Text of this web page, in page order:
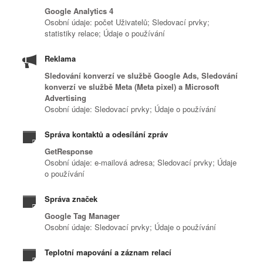
Google Analytics 4
Osobní údaje: počet Uživatelů; Sledovací prvky;
statistiky relace; Údaje o používání
Reklama
Sledování konverzí ve službě Google Ads, Sledování
konverzí ve službě Meta (Meta pixel) a Microsoft
Advertising
Osobní údaje: Sledovací prvky; Údaje o používání
Správa kontaktů a odesílání zpráv
GetResponse
Osobní údaje: e-mailová adresa; Sledovací prvky; Údaje
o používání
Správa značek
Google Tag Manager
Osobní údaje: Sledovací prvky; Údaje o používání
Teplotní mapování a záznam relací